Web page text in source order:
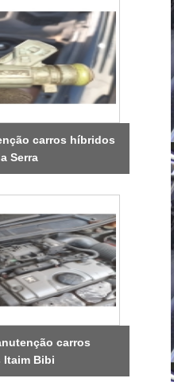
carros híbridos
Serra
carros
Itaim Bibi